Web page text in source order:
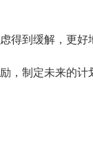
得到缓解，更好
，制定未来的计